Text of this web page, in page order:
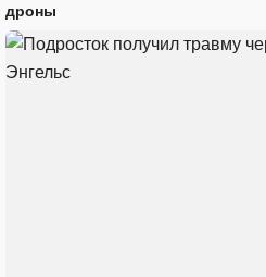
дроны